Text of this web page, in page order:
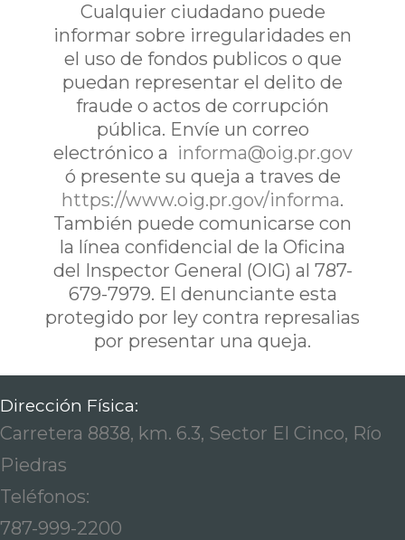
Cualquier ciudadano puede
informar sobre irregularidades en
el uso de fondos publicos o que
puedan representar el delito de
fraude o actos de corrupción
pública. Envíe un correo
electrónico a informa@oig.pr.gov
ó presente su queja a traves de
https://www.oig.pr.gov/informa.
También puede comunicarse con
la línea confidencial de la Oficina
del Inspector General (OIG) al 787-
679-7979. El denunciante esta
protegido por ley contra represalias
por presentar una queja.
Dirección Física:
Carretera 8838, km. 6.3, Sector El Cinco, Río
Piedras
Teléfonos:
787-999-2200